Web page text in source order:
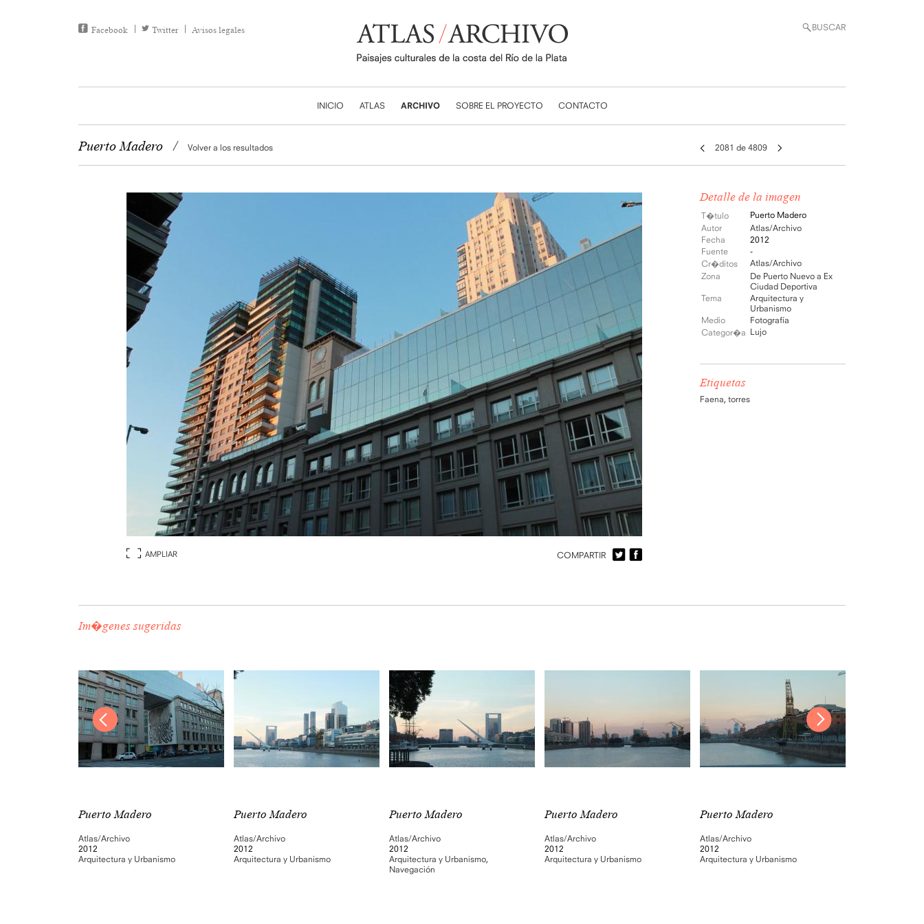
Facebook Twitter Avisos legales BUSCAR
INICIO ATLAS ARCHIVO SOBRE EL PROYECTO CONTACTO
Puerto Madero / Volver a los resultados 2081 de 4809
AMPLIAR COMPARTIR
Detalle de la imagen
T�tulo
Puerto Madero
Autor
Atlas/Archivo
Fecha
2012
Fuente
-
Cr�ditos
Atlas/Archivo
Zona
De Puerto Nuevo a Ex
Ciudad Deportiva
Tema
Arquitectura y
Urbanismo
Medio
Fotografía
Categor�a Lujo
Etiquetas
Faena, torres
Im�genes sugeridas
Puerto Madero
Atlas/Archivo
2012
Arquitectura y Urbanismo
Puerto Madero
Atlas/Archivo
2012
Arquitectura y Urbanismo
Puerto Madero
Atlas/Archivo
2012
Arquitectura y Urbanismo,
Navegación
Puerto Madero
Atlas/Archivo
2012
Arquitectura y Urbanismo
Puerto Madero
Atlas/Archivo
2012
Arquitectura y Urbanismo